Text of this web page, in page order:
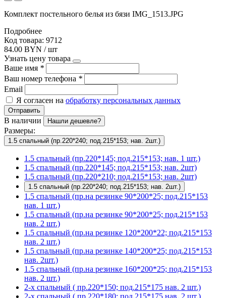
Комплект постельного белья из бязи IMG_1513.JPG
Подробнее
Код товара: 9712
84.00 BYN / шт
Узнать цену товара
Ваше имя *
Ваш номер телефона *
Email
Я согласен на обработку персональных данных
Отправить
В наличии Нашли дешевле?
Размеры:
1.5 спальный (пр.220*240; под.215*153; нав. 2шт.)
1.5 спальный (пр.220*145; под.215*153; нав. 1 шт.)
1.5 спальный (пр.220*145; под.215*153; нав. 2шт)
1.5 спальный (пр.220*210; под.215*153; нав. 2шт)
1.5 спальный (пр.220*240; под.215*153; нав. 2шт.)
1.5 спальный (пр.на резинке 90*200*25; под.215*153
нав. 1 шт.)
1.5 спальный (пр.на резинке 90*200*25; под.215*153
нав. 2 шт.)
1.5 спальный (пр.на резинке 120*200*22; под.215*153
нав. 2 шт.)
1.5 спальный (пр.на резинке 140*200*25; под.215*153
нав. 2шт.)
1.5 спальный (пр.на резинке 160*200*25; под.215*153
нав. 2 шт.)
2-х спальный ( пр.220*150; под.215*175 нав. 2 шт.)
2-х спальный ( пр.220*180; под.215*175 нав. 2 шт.)